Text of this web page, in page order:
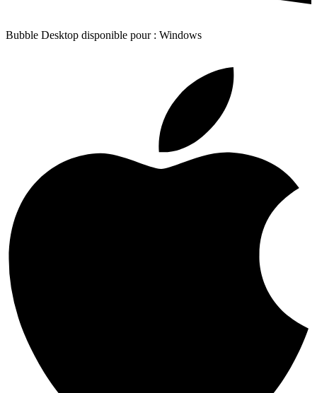
Bubble Desktop disponible pour : Windows